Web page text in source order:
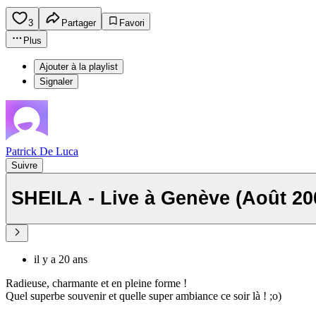
3 Partager
Favori
Plus
Ajouter à la playlist
Signaler
Patrick De Luca
Suivre
SHEILA - Live à Genève (Août
il y a 20 ans
Radieuse, charmante et en pleine forme !
Quel superbe souvenir et quelle super ambiance ce soir là ! ;o)